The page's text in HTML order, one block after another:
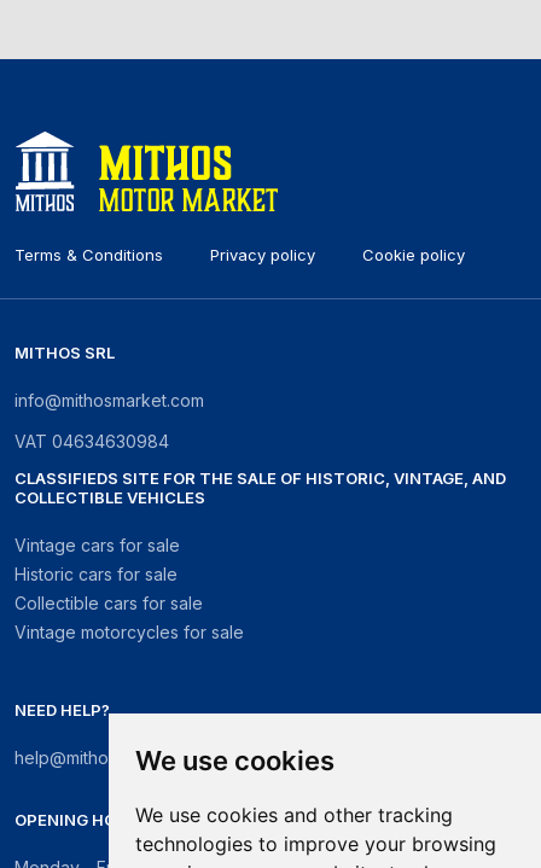
We use cookies
We use cookies and other tracking
technologies to improve your browsing
Terms & Conditions Privacy policy Cookie policy
MITHOS SRL
info@mithosmarket.com
VAT 04634630984
CLASSIFIEDS SITE FOR THE SALE OF HISTORIC, VINTAGE, AND
COLLECTIBLE VEHICLES
Vintage cars for sale
Historic cars for sale
Collectible cars for sale
Vintage motorcycles for sale
NEED HELP?
help@mithosmarket.com
OPENING HOURS